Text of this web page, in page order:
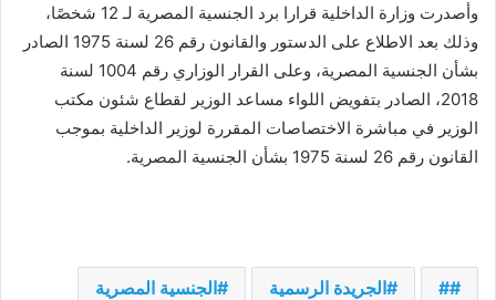
وأصدرت وزارة الداخلية قرارا برد الجنسية المصرية لـ 12 شخصًا،
وذلك بعد الاطلاع على الدستور والقانون رقم 26 لسنة 1975 الصادر
بشأن الجنسية المصرية، وعلى القرار الوزاري رقم 1004 لسنة
2018، الصادر بتفويض اللواء مساعد الوزير لقطاع شئون مكتب
الوزير في مباشرة الاختصاصات المقررة لوزير الداخلية بموجب
القانون رقم 26 لسنة 1975 بشأن الجنسية المصرية.
# الجريدة الرسمية الجنسية المصرية